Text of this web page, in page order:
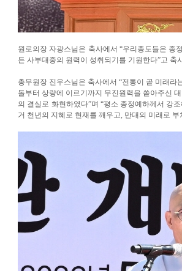
원로의장 자광스님은 축사에서 “우리종도들은 종
든 사부대중의 원력이 성취되기를 기원한다”고 축
총무원장 진우스님은 축사에서 “전통이 곧 미래
돌부터 상량에 이르기까지 무진원력을 쏟아주신
의 결실로 화현하였다”며 “평소 종정예하께서 강
거 천년의 지혜로 현재를 깨우고, 만대의 미래로